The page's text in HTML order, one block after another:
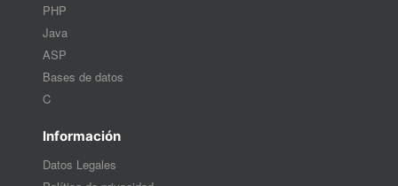
PHP
Java
ASP
Bases de datos
C
Información
Datos Legales